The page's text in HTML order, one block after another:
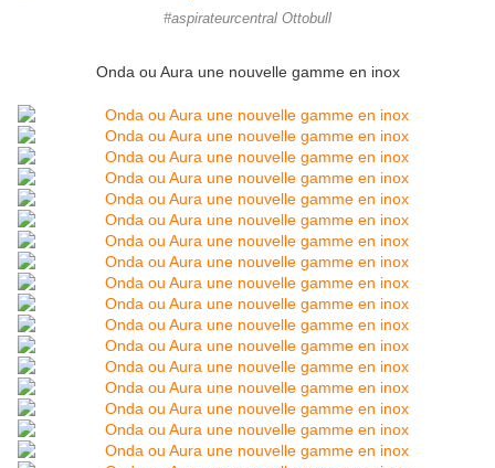
#aspirateurcentral Ottobull
Onda ou Aura une nouvelle gamme en inox